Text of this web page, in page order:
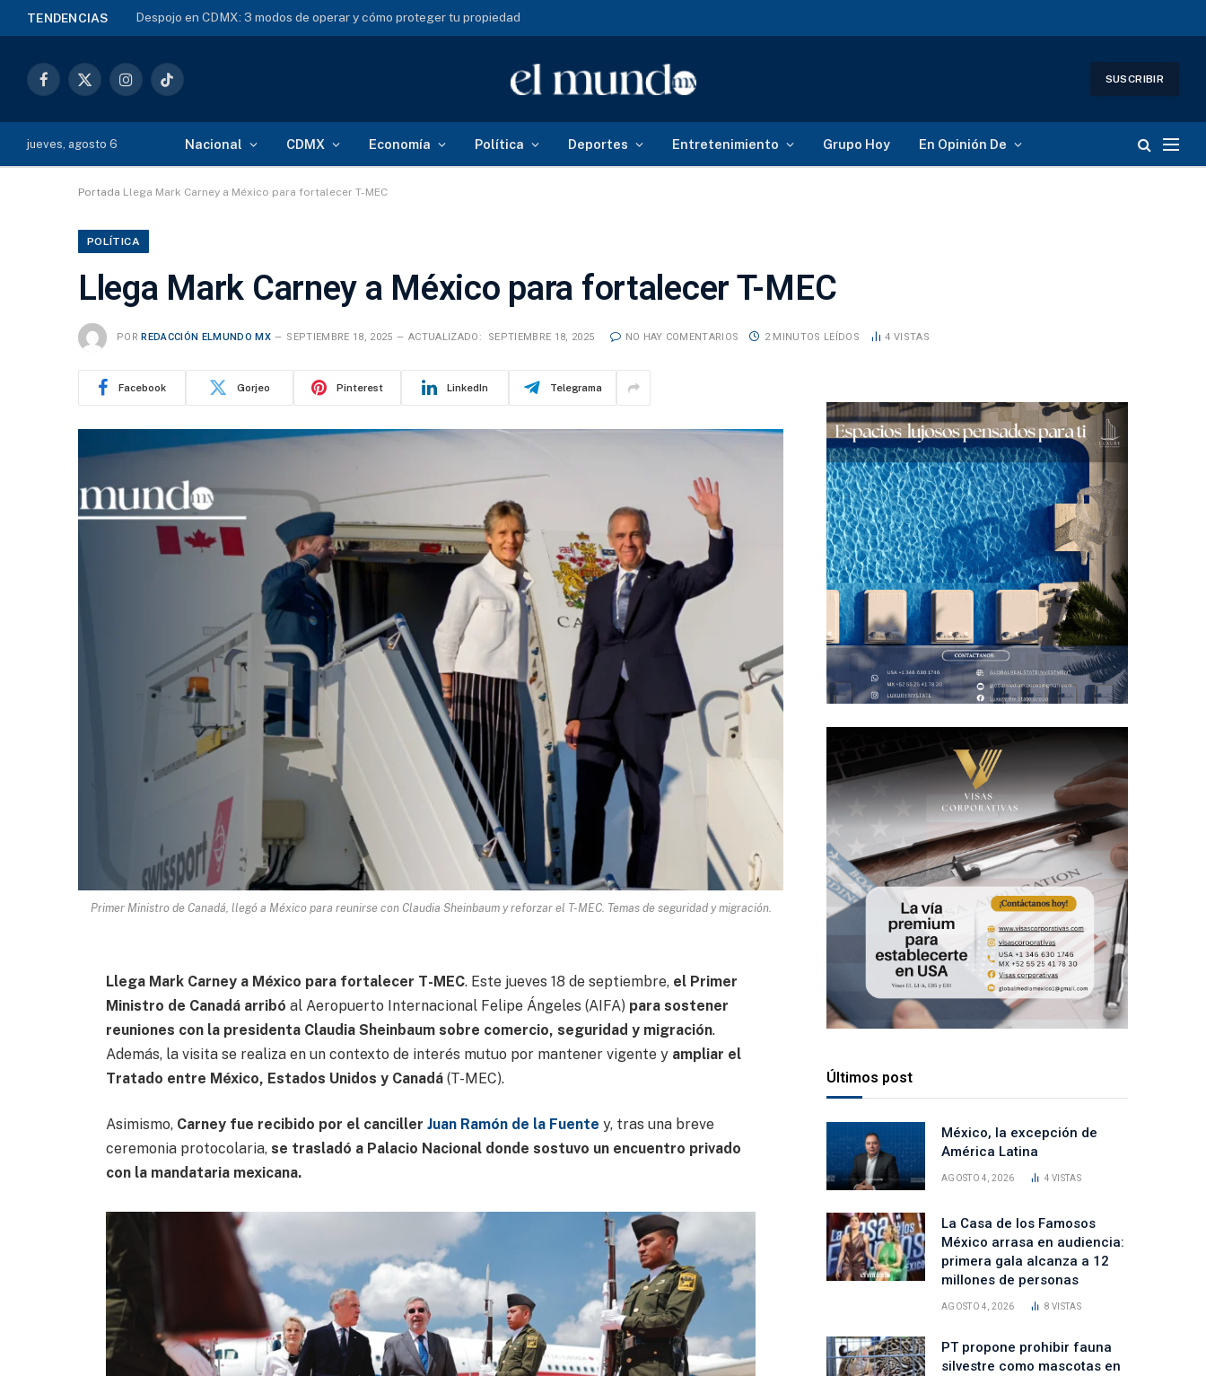
TENDENCIAS Banxico congelará tasa en 6.5% hasta 2027: qué esperar según BX+
Facebook
X
InstagramTikTok
SUSCRIBIR
jueves, agosto 6 Nacional CDMX Economía Política Deportes Entretenimiento Grupo Hoy En Opinión De
Portada Llega Mark Carney a México para fortalecer T-MEC
POLÍTICA
Llega Mark Carney a México para fortalecer T-MEC
POR REDACCIÓN ELMUNDO MX SEPTIEMBRE 18, 2025 ACTUALIZADO: SEPTIEMBRE 18, 2025 NO HAY COMENTARIOS 2 MINUTOS LEÍDOS 4VISTAS
Facebook Gorjeo Pinterest LinkedIn Telegrama
Primer Ministro de Canadá, llegó a México para reunirse con Claudia Sheinbaum y reforzar el T-MEC. Temas de seguridad y migración.
Llega Mark Carney a México para fortalecer T-MEC. Este jueves 18 de septiembre, el Primer
Ministro de Canadá arribó al Aeropuerto Internacional Felipe Ángeles (AIFA) para sostener
reuniones con la presidenta Claudia Sheinbaum sobre comercio, seguridad y migración.
Además, la visita se realiza en un contexto de interés mutuo por mantener vigente y ampliar el
Tratado entre México, Estados Unidos y Canadá (T-MEC).
Asimismo, Carney fue recibido por el canciller Juan Ramón de la Fuente y, tras una breve
ceremonia protocolaria, se trasladó a Palacio Nacional donde sostuvo un encuentro privado
con la mandataria mexicana.
Últimos post
México, la excepción de
América Latina
AGOSTO 4, 2026 4VISTAS
La Casa de los Famosos
México arrasa en audiencia:
primera gala alcanza a 12
millones de personas
AGOSTO 4, 2026 8VISTAS
PT propone prohibir fauna
silvestre como mascotas en